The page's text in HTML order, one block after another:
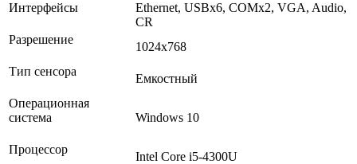
Интерфейсы
Ethernet, USBх6, COMх2, VGA, Audio,
CR
Разрешение
1024x768
Тип сенсора
Емкостный
Операционная
система
Windows 10
Процессор
Intel Core i5-4300U